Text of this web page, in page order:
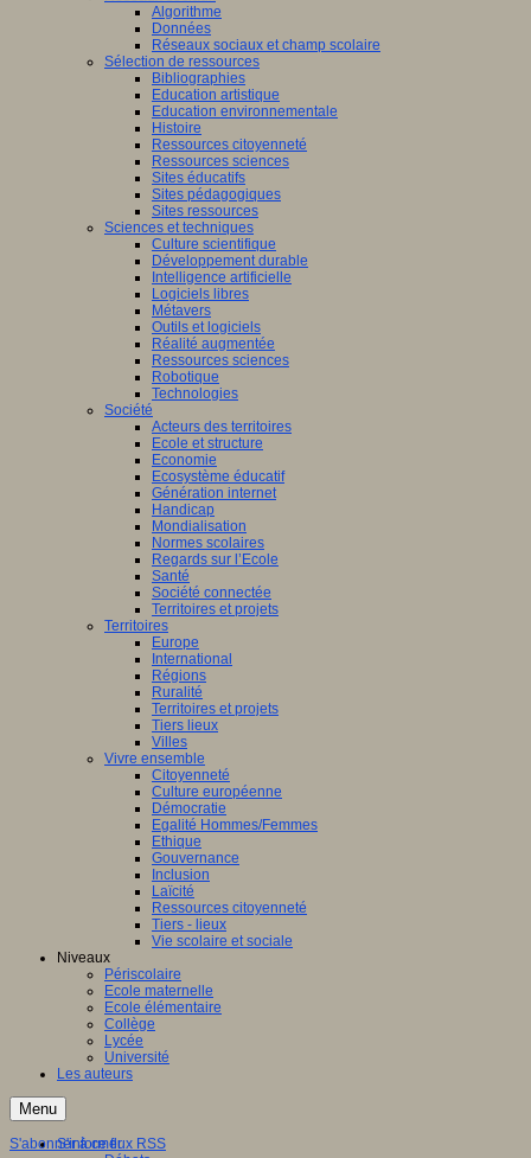
Algorithme
Données
Réseaux sociaux et champ scolaire
Sélection de ressources
Bibliographies
Education artistique
Education environnementale
Histoire
Ressources citoyenneté
Ressources sciences
Sites éducatifs
Sites pédagogiques
Sites ressources
Sciences et techniques
Culture scientifique
Développement durable
Intelligence artificielle
Logiciels libres
Métavers
Outils et logiciels
Réalité augmentée
Ressources sciences
Robotique
Technologies
Société
Acteurs des territoires
Ecole et structure
Economie
Ecosystème éducatif
Génération internet
Handicap
Mondialisation
Normes scolaires
Regards sur l’Ecole
Santé
Société connectée
Territoires et projets
Territoires
Europe
International
Régions
Ruralité
Territoires et projets
Tiers lieux
Villes
Vivre ensemble
Citoyenneté
Culture européenne
Démocratie
Egalité Hommes/Femmes
Ethique
Gouvernance
Inclusion
Laïcité
Ressources citoyenneté
Tiers - lieux
Vie scolaire et sociale
Niveaux
Périscolaire
Ecole maternelle
Ecole élémentaire
Collège
Lycée
Université
Les auteurs
Menu
S'informer
S'abonner à ce flux RSS